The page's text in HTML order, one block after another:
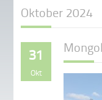
Oktober 2024
31
Okt